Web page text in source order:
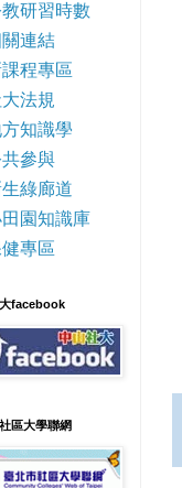
研習時數
連結
程專區
法規
知識學
參與
綠廊道
園知識庫
專區
facebook
區大學聯網